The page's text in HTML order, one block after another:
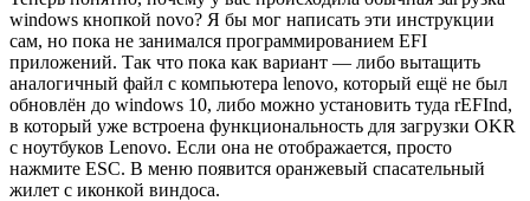
windows кнопкой novo? Я бы мог написать эти инструкции
сам, но пока не занимался программированием EFI
приложений. Так что пока как вариант — либо вытащить
аналогичный файл с компьютера lenovo, который ещё не был
обновлён до windows 10, либо можно установить туда rEFInd,
в который уже встроена функциональность для загрузки OKR
с ноутбуков Lenovo. Если она не отображается, просто
нажмите ESC. В меню появится оранжевый спасательный
жилет с иконкой виндоса.